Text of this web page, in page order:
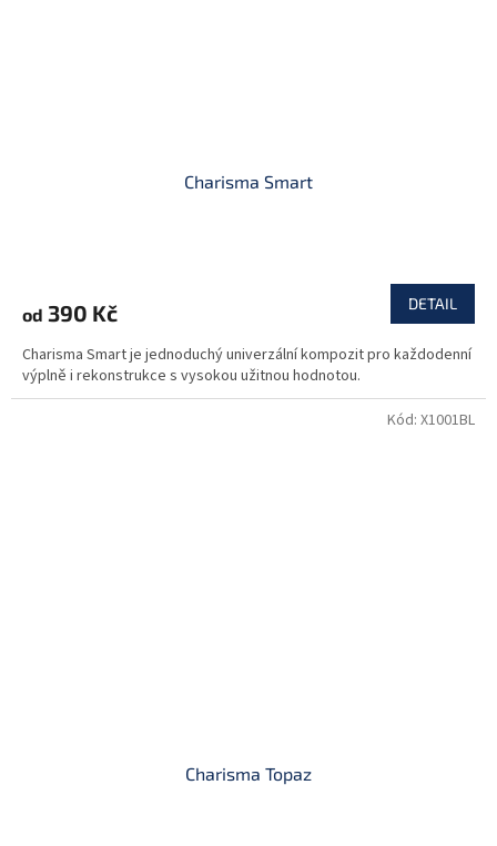
Charisma Smart
od 390 Kč DETAIL
Charisma Smart je jednoduchý univerzální kompozit pro každodenní
výplně i rekonstrukce s vysokou užitnou hodnotou.
Charisma Topaz
Kód: X1001BL